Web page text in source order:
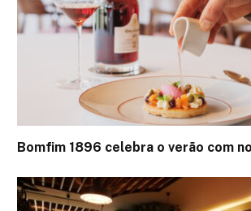
Bomfim 1896 celebra o verão com